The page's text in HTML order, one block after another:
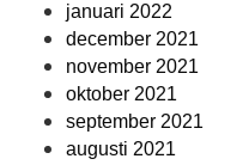
januari 2022
december 2021
november 2021
oktober 2021
september 2021
augusti 2021